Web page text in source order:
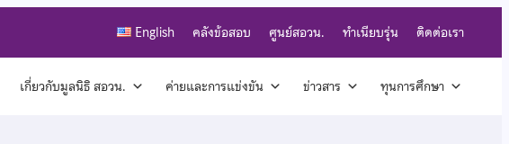
English คลังข้อสอบ ศูนย์สอวน. ทำเนียบรุ่น ติดต่อเรา
เกี่ยวกับมูลนิธิ สอวน. ค่ายและการแข่งขัน ข่าวสาร ทุนการศึกษา